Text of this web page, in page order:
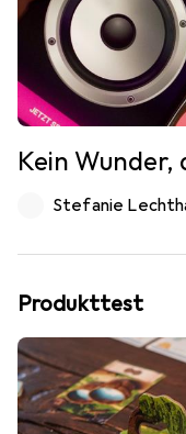
Kein Wunder,
Stefanie
Produkttest